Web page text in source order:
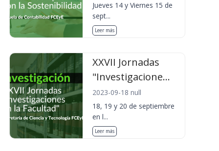
Jueves 14 y Viernes 15 de
sept...
Leer más
XXVII Jornadas
"Investigacione...
2023-09-18 null
18, 19 y 20 de septiembre
en l...
Leer más